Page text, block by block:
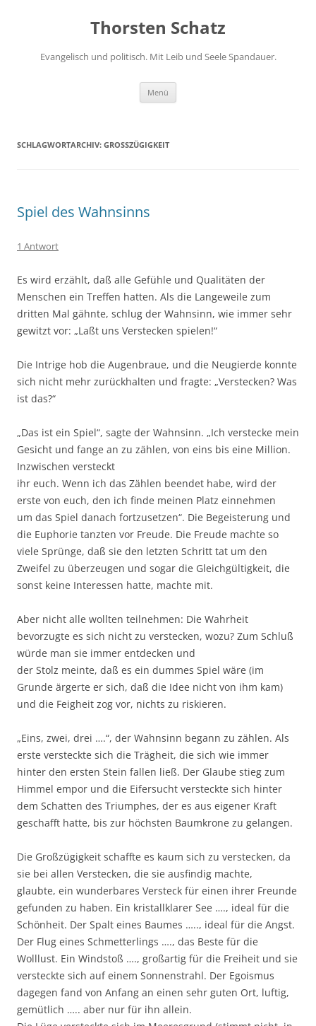
Thorsten Schatz
Evangelisch und politisch. Mit Leib und Seele Spandauer.
Menü
SCHLAGWORTARCHIV: GROSSZÜGIGKEIT
Spiel des Wahnsinns
1 Antwort
Es wird erzählt, daß alle Gefühle und Qualitäten der
Menschen ein Treffen hatten. Als die Langeweile zum
dritten Mal gähnte, schlug der Wahnsinn, wie immer sehr
gewitzt vor: „Laßt uns Verstecken spielen!“
Die Intrige hob die Augenbraue, und die Neugierde konnte
sich nicht mehr zurückhalten und fragte: „Verstecken? Was
ist das?“
„Das ist ein Spiel“, sagte der Wahnsinn. „Ich verstecke mein
Gesicht und fange an zu zählen, von eins bis eine Million.
Inzwischen versteckt
ihr euch. Wenn ich das Zählen beendet habe, wird der
erste von euch, den ich finde meinen Platz einnehmen
um das Spiel danach fortzusetzen“. Die Begeisterung und
die Euphorie tanzten vor Freude. Die Freude machte so
viele Sprünge, daß sie den letzten Schritt tat um den
Zweifel zu überzeugen und sogar die Gleichgültigkeit, die
sonst keine Interessen hatte, machte mit.
Aber nicht alle wollten teilnehmen: Die Wahrheit
bevorzugte es sich nicht zu verstecken, wozu? Zum Schluß
würde man sie immer entdecken und
der Stolz meinte, daß es ein dummes Spiel wäre (im
Grunde ärgerte er sich, daß die Idee nicht von ihm kam)
und die Feigheit zog vor, nichts zu riskieren.
„Eins, zwei, drei ….“, der Wahnsinn begann zu zählen. Als
erste versteckte sich die Trägheit, die sich wie immer
hinter den ersten Stein fallen ließ. Der Glaube stieg zum
Himmel empor und die Eifersucht versteckte sich hinter
dem Schatten des Triumphes, der es aus eigener Kraft
geschafft hatte, bis zur höchsten Baumkrone zu gelangen.
Die Großzügigkeit schaffte es kaum sich zu verstecken, da
sie bei allen Verstecken, die sie ausfindig machte,
glaubte, ein wunderbares Versteck für einen ihrer Freunde
gefunden zu haben. Ein kristallklarer See …., ideal für die
Schönheit. Der Spalt eines Baumes ….., ideal für die Angst.
Der Flug eines Schmetterlings …., das Beste für die
Wolllust. Ein Windstoß …., großartig für die Freiheit und sie
versteckte sich auf einem Sonnenstrahl. Der Egoismus
dagegen fand von Anfang an einen sehr guten Ort, luftig,
gemütlich ….. aber nur für ihn allein.